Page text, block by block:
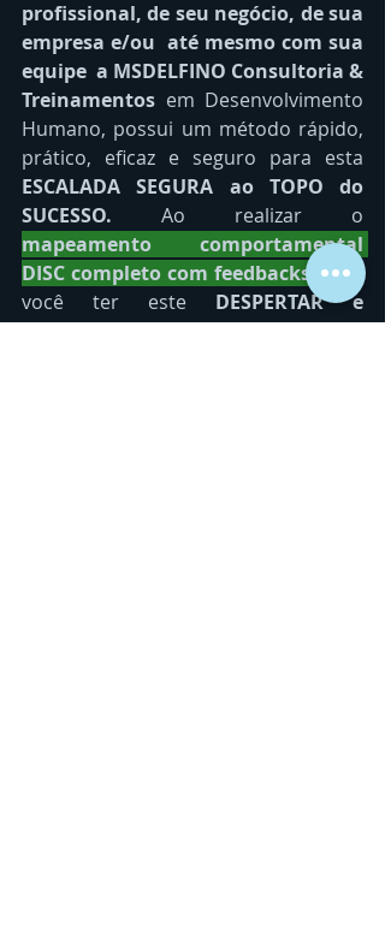
profissional, de seu negócio, de sua
empresa e/ou  até mesmo com sua
equipe  a MSDELFINO Consultoria &
Treinamentos em Desenvolvimento
Humano, possui um método rápido,
ESCALADA SEGURA ao TOPO do
SUCESSO.
mapeamento comportamental
DISC completo com feedbacks para
você ter este DESPERTAR e
DESTRAVAMENTO pessoal e/ou,